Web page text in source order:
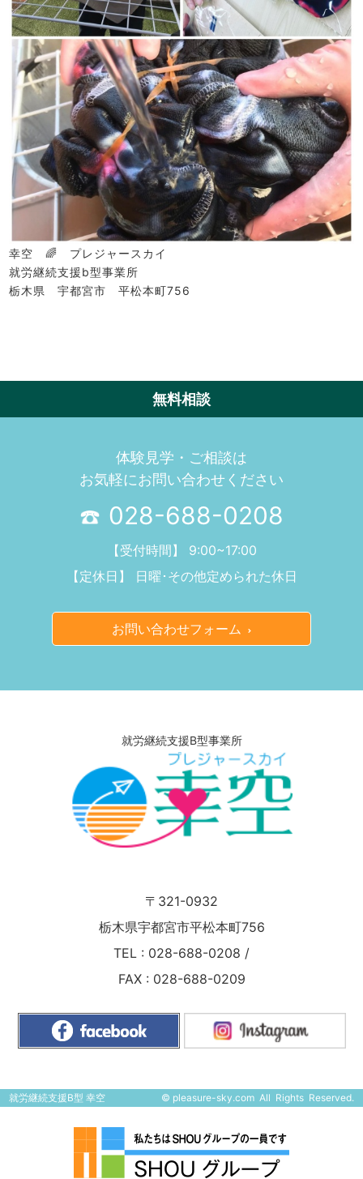
幸空 🌈 プレジャースカイ
就労継続支援b型事業所
栃木県 宇都宮市 平松本町756
無料相談
体験見学・ご相談は
お気軽にお問い合わせください
028-688-0208
【受付時間】 9:00~17:00
【定休日】 日曜･その他定められた休日
お問い合わせフォーム
就労継続支援B型事業所
〒321-0932
栃木県宇都宮市平松本町756
TEL : 028-688-0208 /
FAX : 028-688-0209
就労継続支援B型 幸空 © pleasure-sky.comAll Rights Reserved.